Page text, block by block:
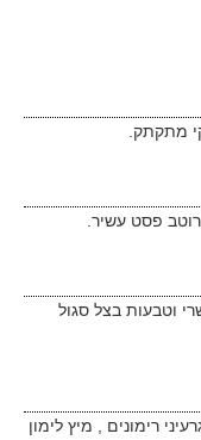
מתקתק.
פסט עשיר.
וטבעות בצל סגול
רימונים , מיץ לימון